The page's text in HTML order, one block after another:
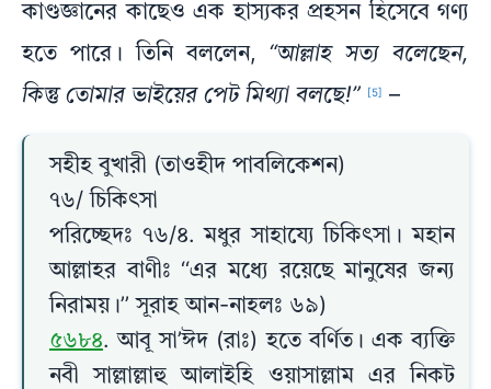
কাণ্ডজ্ঞানের কাছেও এক হাস্যকর প্রহসন হিসেবে গণ্য
হতে পারে। তিনি বললেন, “আল্লাহ সত্য বলেছেন,
কিন্তু তোমার ভাইয়ের পেট মিথ্যা বলছে!”
[5] –
সহীহ বুখারী (তাওহীদ পাবলিকেশন)
৭৬/ চিকিৎসা
পরিচ্ছেদঃ ৭৬/৪. মধুর সাহায্যে চিকিৎসা। মহান
আল্লাহর বাণীঃ ‘‘এর মধ্যে রয়েছে মানুষের জন্য
নিরাময়।’’ সূরাহ আন-নাহলঃ ৬৯)
৫৬৮৪. আবূ সা’ঈদ (রাঃ) হতে বর্ণিত। এক ব্যক্তি
নবী সাল্লাল্লাহু আলাইহি ওয়াসাল্লাম এর নিকট